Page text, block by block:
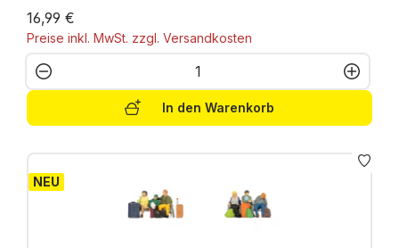
16,99 €
Preise inkl. MwSt. zzgl. Versandkosten
Produkt Anzahl: Gib den
In den Warenkorb
NEU